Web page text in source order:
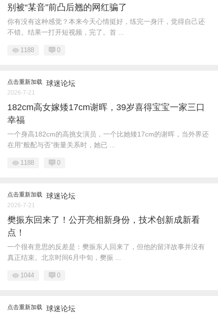
别被“某音”前凸后翘的网红骗了
你有没有这种感觉？本来今天心情挺好，练完一身汗，觉得自己还
不错。结果一打开短视频，完了。首 ...
1188 0
点击重新加载 球迷论坛
2026-7-21
182cm高女嫁矮17cm谢晖，39岁喜得宝宝一家三口
幸福
一个身高182cm的高挑女演员，一个比她矮17cm的谢晖，当外界还
在用“般配与否”衡量关系时，她已 ...
1188 0
点击重新加载 球迷论坛
2026-7-21
樊振东回来了！公开亮相新身份，技术创新成新看
点！
一个很有意思的反差是：樊振东人回来了，但他的留洋故事并没有
真正结束。北京时间6月中旬，樊振 ...
1044 0
点击重新加载 球迷论坛